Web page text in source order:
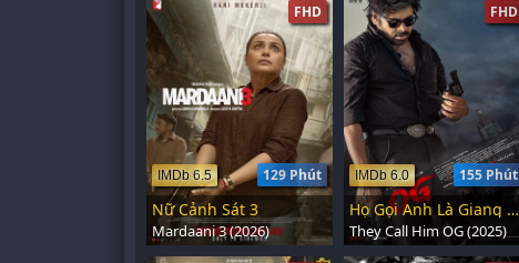
FHD
129 Phút
IMDb 6.5
Nữ Cảnh Sát 3
Mardaani 3 (2026)
FHD
155 Phút
IMDb 6.0
Họ Gọi Anh Là Giang Hồ Gốc
They Call Him OG (2025)